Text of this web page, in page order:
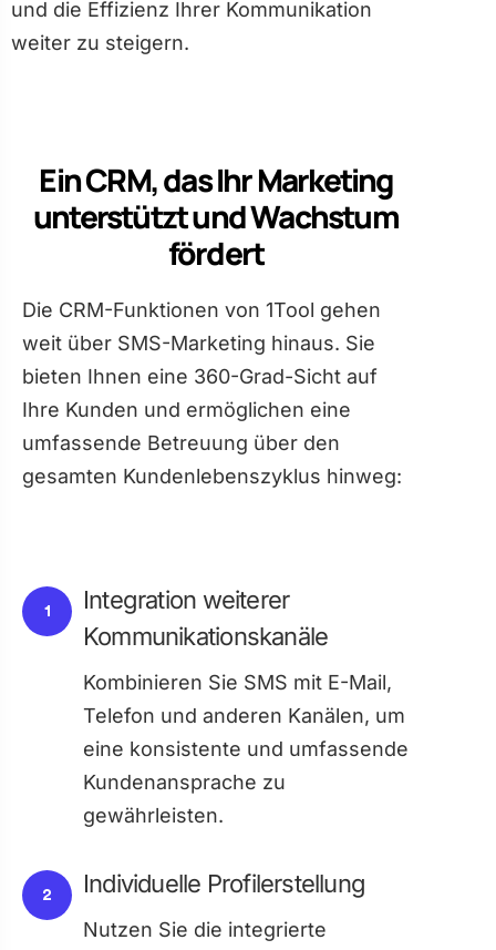
und die Effizienz Ihrer Kommunikation
weiter zu steigern.
Ein CRM, das Ihr Marketing
unterstützt und Wachstum
fördert
Die CRM-Funktionen von 1Tool gehen
weit über SMS-Marketing hinaus. Sie
bieten Ihnen eine 360-Grad-Sicht auf
Ihre Kunden und ermöglichen eine
umfassende Betreuung über den
gesamten Kundenlebenszyklus hinweg:
1
Integration weiterer
Kommunikationskanäle
Kombinieren Sie SMS mit E-Mail,
Telefon und anderen Kanälen, um
eine konsistente und umfassende
Kundenansprache zu
gewährleisten.
2 Individuelle Profilerstellung
Nutzen Sie die integrierte